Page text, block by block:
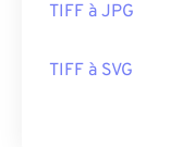
TIFF à JPG
TIFF à SVG